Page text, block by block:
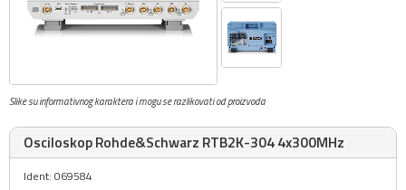
Slike su informativnog karaktera i mogu se razlikovati od proizvoda
Osciloskop Rohde&Schwarz RTB2K-304 4x300MHz
Ident: 069584